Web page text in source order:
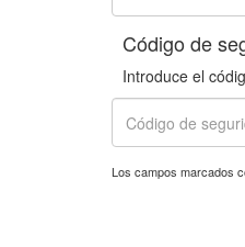
Código de
Introduce el
Los campos marcados